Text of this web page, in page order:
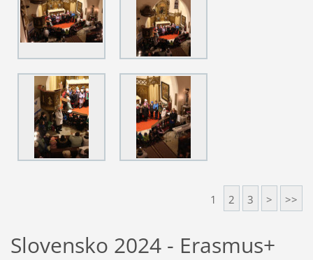
1 2 3 > >>
Slovensko 2024 - Erasmus+